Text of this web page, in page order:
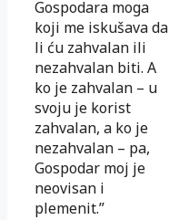
Gospodara moga
koji me iskušava da
li ću zahvalan ili
nezahvalan biti. A
ko je zah­valan – u
svoju je korist
zahvalan, a ko je
nezahvalan – pa,
Gospodar moj je
neovisan i
plemenit.”